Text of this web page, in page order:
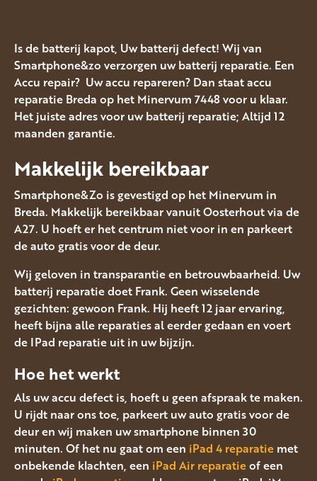
Is de batterij kapot, Uw batterij defect! Wij van
Smartphone&zo verzorgen uw batterij reparatie. Een
Accu repair? Uw accu repareren? Dan staat accu
reparatie Breda op het Minervum 7448 voor u klaar.
Het juiste adres voor uw batterij reparatie; Altijd 12
maanden garantie.
Makkelijk bereikbaar
Smartphone&Zo is gevestigd op het Minervum in
Breda. Makkelijk bereikbaar vanuit Oosterhout via de
A27. U hoeft er het centrum niet voor in en parkeert
de auto gratis voor de deur.
Wij geloven in transparantie en betrouwbaarheid. Uw
batterij reparatie doet Frank. Geen wisselende
gezichten: gewoon Frank. Hij heeft 12 jaar ervaring,
heeft bijna alle reparaties al eerder gedaan en voert
de IPad reparatie uit in uw bijzijn.
Hoe het werkt
Als uw accu defect is, hoeft u geen afspraak te maken.
U rijdt naar ons toe, parkeert uw auto gratis voor de
deur en wij maken uw smartphone binnen 30
minuten. Of het nu gaat om een iPad 4 reparatie met
onbekende klachten, een iPad Air reparatieof een